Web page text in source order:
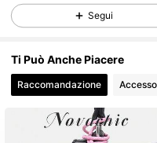
4.86
Segui
Ti Può Anche Piacere
Raccomandazione